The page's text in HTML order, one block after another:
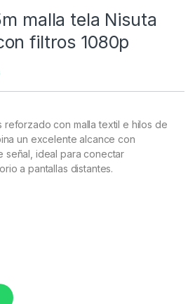
malla tela Nisuta
filtros 1080p
reforzado con malla textil e hilos de
un excelente alcance con
señal, ideal para conectar
a pantallas distantes.